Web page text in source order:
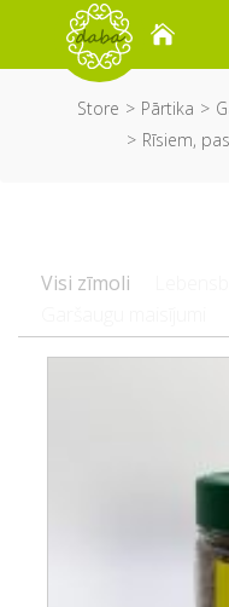
Store Pārtika
Rīsiem,
Visi zīmoli